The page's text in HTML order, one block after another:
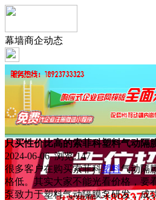
幕墙商企动态
只买性价比高的索菲科塑料气动隔
2024-06-06 浏览:147
很多客户在购买索菲科塑料气动隔
格低。其实大家不能光看价格，要
泵致力于塑料气动隔膜泵研发，成